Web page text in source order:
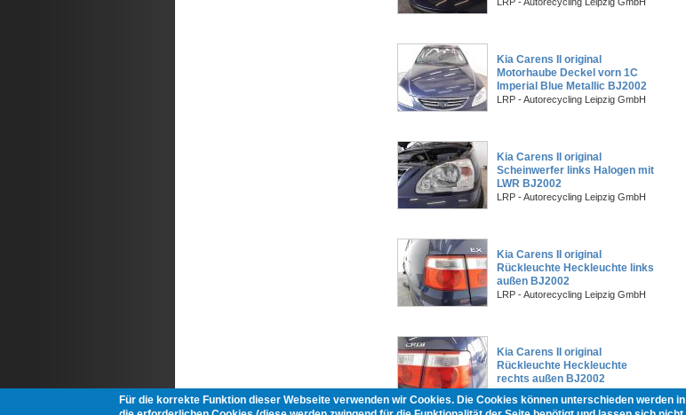
Kia Carens II original
Motorhaube Deckel vorn 1C
Imperial Blue Metallic BJ2002
LRP - Autorecycling Leipzig GmbH
Kia Carens II original
Scheinwerfer links Halogen mit
LWR BJ2002
LRP - Autorecycling Leipzig GmbH
Kia Carens II original
Rückleuchte Heckleuchte links
außen BJ2002
LRP - Autorecycling Leipzig GmbH
Kia Carens II original
Rückleuchte Heckleuchte
rechts außen BJ2002
LRP - Autorecycling Leipzig GmbH
Für die korrekte Funktion dieser Webseite verwenden wir Cookies. Die Cookies können unterschieden werden in